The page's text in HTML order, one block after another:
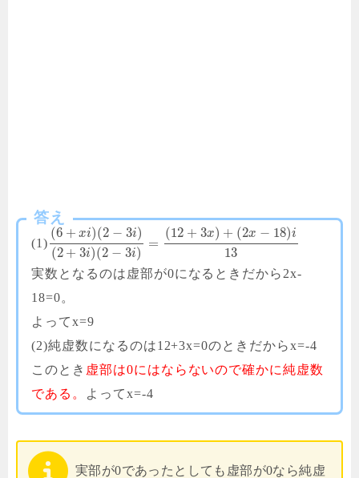
答え
(1)
(6 + xi)(2 − 3i)
(2 + 3i)(2 − 3i)
=
(12 + 3x) + (2x − 18)i
13
実数となるのは虚部が0になるときだから2x-
18=0。
よってx=9
(2)純虚数になるのは12+3x=0のときだからx=-4
このとき 虚部は0にはならないので確かに純虚数
である。
よってx=-4
実部が0であったとしても虚部が0なら純虚